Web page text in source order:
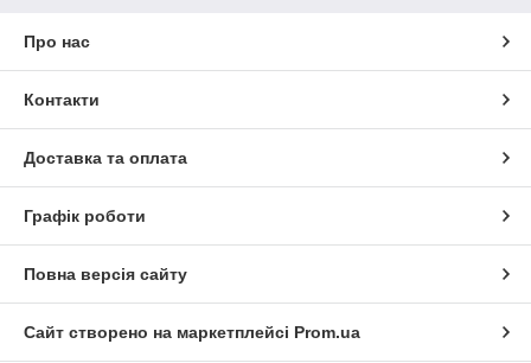
відповісти на всі питання по телефону або по e-mail
Як зробити покупку?
Про нас
Контакти
Доставка та оплата
Графік роботи
Повна версія сайту
Сайт створено на маркетплейсі Prom.ua